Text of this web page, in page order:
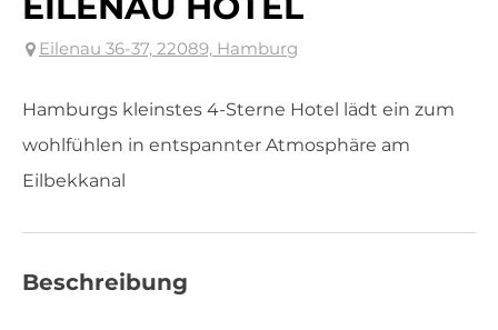
Eilenau 36-37, 22089, Hamburg
Hamburgs kleinstes 4-Sterne Hotel lädt ein zum
wohlfühlen in entspannter Atmosphäre am
Eilbekkanal
Beschreibung